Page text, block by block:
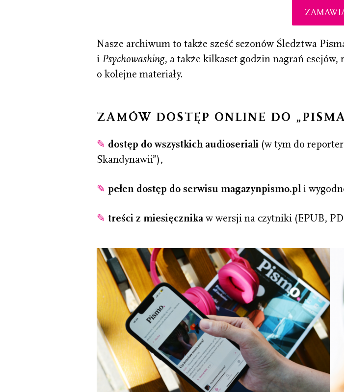
Nasze archiwum to także sześć sezonów Śledztwa
i Psychowashing, a także kilkaset godzin nagrań esejów,
o kolejne materiały.
ZAMÓW DOSTĘP ONLINE DO
✎ dostęp do wszystkich audioseriali (w tym do
Skandynawii”),
✎ pełen dostęp do serwisu magazynpismo.pl i
✎ treści z miesięcznika w wersji na czytniki (EPUB,